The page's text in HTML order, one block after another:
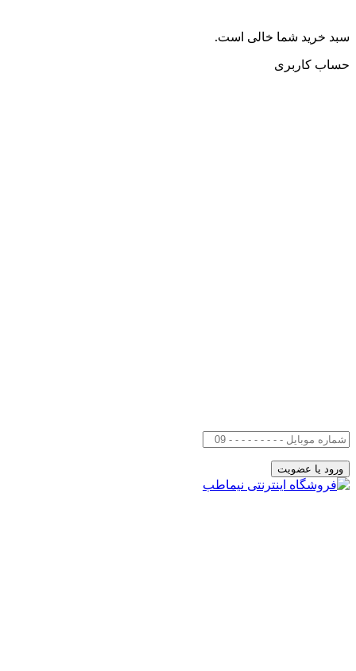
سبد خرید شما خالی است.
حساب کاربری